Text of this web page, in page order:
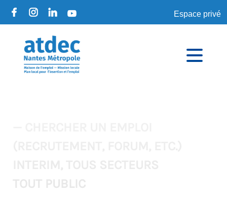
Espace privé
TOUT PUBLIC